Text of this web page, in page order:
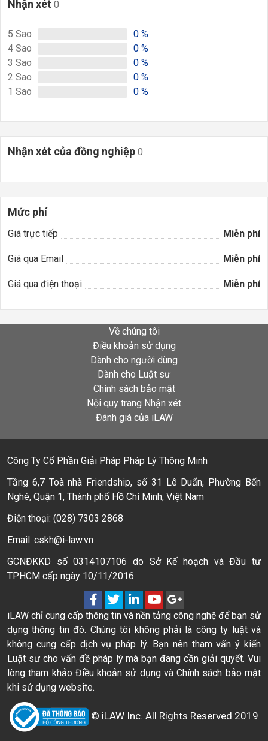
Nhận xét 0
5 Sao 0 %
4 Sao 0 %
3 Sao 0 %
2 Sao 0 %
1 Sao 0 %
Nhận xét của đồng nghiệp 0
Mức phí
Giá trực tiếp Miễn phí
Giá qua Email Miễn phí
Giá qua điện thoại Miễn phí
Về chúng tôi
Điều khoản sử dụng
Dành cho người dùng
Dành cho Luật sư
Chính sách bảo mật
Nội quy trang Nhận xét
Đánh giá của iLAW
Công Ty Cổ Phần Giải Pháp Pháp Lý Thông Minh
Tầng 6,7 Toà nhà Friendship, số 31 Lê Duẩn, Phường Bến
Nghé, Quận 1, Thành phố Hồ Chí Minh, Việt Nam
Điện thoại: (028) 7303 2868
Email: cskh@i-law.vn
GCNĐKKD số 0314107106 do Sở Kế hoạch và Đầu tư
TPHCM cấp ngày 10/11/2016
iLAW chỉ cung cấp thông tin và nền tảng công nghệ để bạn sử
dụng thông tin đó. Chúng tôi không phải là công ty luật và
không cung cấp dịch vụ pháp lý. Bạn nên tham vấn ý kiến
Luật sư cho vấn đề pháp lý mà bạn đang cần giải quyết. Vui
lòng tham khảo Điều khoản sử dụng và Chính sách bảo mật
khi sử dụng website.
© iLAW Inc. All Rights Reserved 2019